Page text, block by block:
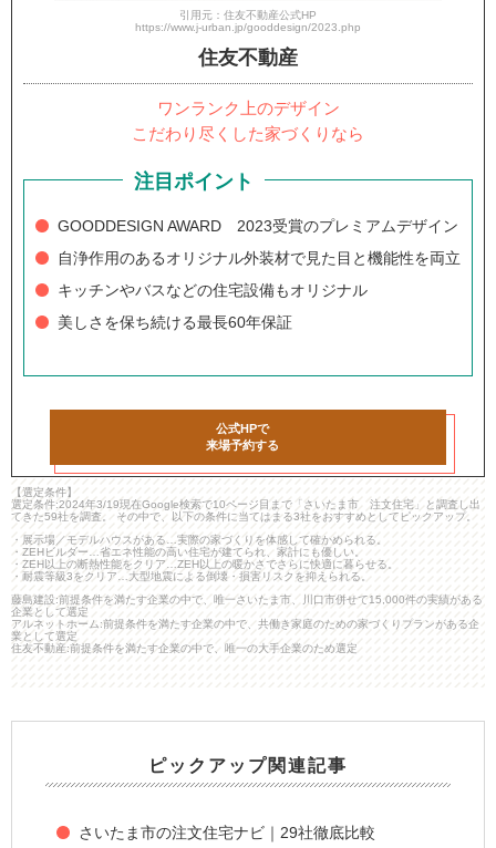
引用元：住友不動産公式HP
https://www.j-urban.jp/gooddesign/2023.php
住友不動産
ワンランク上のデザイン
こだわり尽くした家づくりなら
注目ポイント
GOODDESIGN AWARD 2023受賞のプレミアムデザイン
自浄作用のあるオリジナル外装材で見た目と機能性を両立
キッチンやバスなどの住宅設備もオリジナル
美しさを保ち続ける最長60年保証
公式HPで
来場予約する
【選定条件】
選定条件:2024年3/19現在Google検索で10ページ目まで「さいたま市 注文住宅」と調査し出
てきた59社を調査。 その中で、以下の条件に当てはまる3社をおすすめとしてピックアップ。
・展示場／モデルハウスがある…実際の家づくりを体感して確かめられる。
・ZEHビルダー…省エネ性能の高い住宅が建てられ、家計にも優しい。
・ZEH以上の断熱性能をクリア…ZEH以上の暖かさでさらに快適に暮らせる。
・耐震等級3をクリア…大型地震による倒壊・損害リスクを抑えられる。
藤島建設:前提条件を満たす企業の中で、唯一さいたま市、川口市併せて15,000件の実績がある
企業として選定
アルネットホーム:前提条件を満たす企業の中で、共働き家庭のための家づくりプランがある企
業として選定
住友不動産:前提条件を満たす企業の中で、唯一の大手企業のため選定
ピックアップ関連記事
さいたま市の注文住宅ナビ｜29社徹底比較